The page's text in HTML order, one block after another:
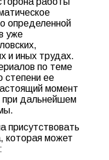
определенной
уже
и иных трудах.
по теме
степени ее
момент
при дальнейшем
присутствовать
которая может